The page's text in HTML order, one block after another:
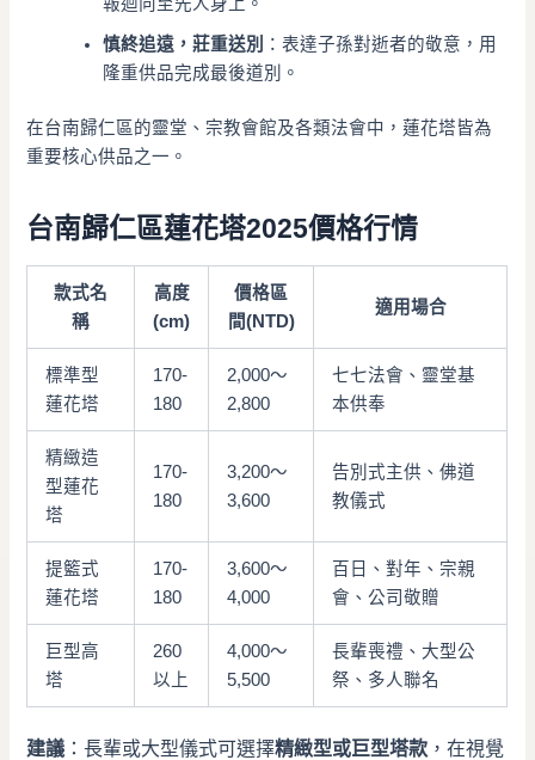
慎終追遠，莊重送別
：表達子孫對逝者的敬意，用
隆重供品完成最後道別。
在台南歸仁區的靈堂、宗教會館及各類法會中，蓮花塔皆為
重要核心供品之一。
台南歸仁區蓮花塔2025價格行情
款式名
稱
高度
(cm)
價格區
間(NTD)
適用場合
標準型
蓮花塔
170-
180
2,000～
2,800
七七法會、靈堂基
本供奉
精緻造
型蓮花
塔
170-
180
3,200～
3,600
告別式主供、佛道
教儀式
提籃式
蓮花塔
170-
180
3,600～
4,000
百日、對年、宗親
會、公司敬贈
巨型高
塔
260
以上
4,000～
5,500
長輩喪禮、大型公
祭、多人聯名
建議 ：長輩或大型儀式可選擇精緻型或巨型塔款 ，在視覺